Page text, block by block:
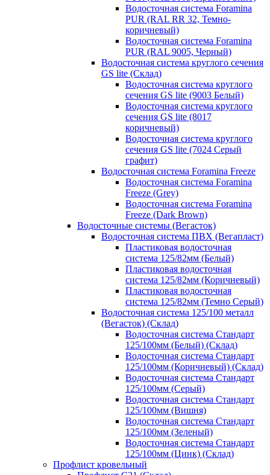
Водосточная система Foramina
PUR (RAL RR 32, Темно-
коричневый)
Водосточная система Foramina
PUR (RAL 9005, Черный)
Водосточная система круглого сечения
GS lite (Склад)
Водосточная система круглого
сечения GS lite (9003 Белый)
Водосточная система круглого
сечения GS lite (8017
коричневый)
Водосточная система круглого
сечения GS lite (7024 Серый
графит)
Водосточная система Foramina Freeze
Водосточная система Foramina
Freeze (Grey)
Водосточная система Foramina
Freeze (Dark Brown)
Водосточные системы (Вегасток)
Водосточная система ПВХ (Вегапласт)
Пластиковая водосточная
система 125/82мм (Белый)
Пластиковая водосточная
система 125/82мм (Коричневый)
Пластиковая водосточная
система 125/82мм (Темно Серый)
Водосточная система 125/100 металл
(Вегасток) (Склад)
Водосточная система Стандарт
125/100мм (Белый) (Склад)
Водосточная система Стандарт
125/100мм (Коричневый) (Склад)
Водосточная система Стандарт
125/100мм (Серый)
Водосточная система Стандарт
125/100мм (Вишня)
Водосточная система Стандарт
125/100мм (Зеленый)
Водосточная система Стандарт
125/100мм (Цинк) (Склад)
Профлист кровельный